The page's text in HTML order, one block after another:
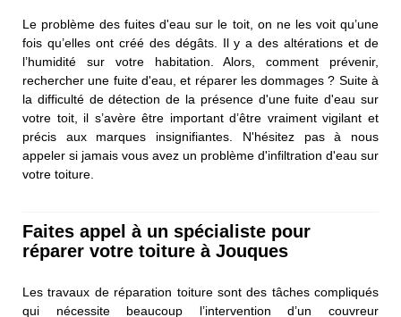
Le problème des fuites d'eau sur le toit, on ne les voit qu’une
fois qu’elles ont créé des dégâts. Il y a des altérations et de
l’humidité sur votre habitation. Alors, comment prévenir,
rechercher une fuite d'eau, et réparer les dommages ? Suite à
la difficulté de détection de la présence d'une fuite d'eau sur
votre toit, il s’avère être important d’être vraiment vigilant et
précis aux marques insignifiantes. N'hésitez pas à nous
appeler si jamais vous avez un problème d'infiltration d'eau sur
votre toiture.
Faites appel à un spécialiste pour
réparer votre toiture à Jouques
Les travaux de réparation toiture sont des tâches compliqués
qui nécessite beaucoup l’intervention d’un couvreur